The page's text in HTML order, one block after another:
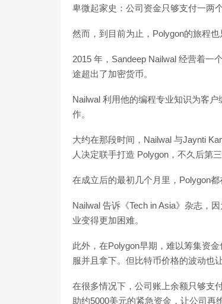
卑微起家史：公司资金只够支付一两
然而，到目前为止，Polygon的旅程
2015 年，Sandeep Nailwal 经营着一
途超出了加密货币。
Nailwal 利用他的编程专业知识为客
作。
大约在那段时间，Nailwal 与Jaynti
人决定联手打造 Polygon，不久后第
在成立后的最初几个月里，Polygon都
Nailwal 告诉《Tech in Asia》杂志，
业变得更加困难。
此外，在Polygon早期，难以筹集资
服并且拿下。但比特币价格的波动也
在很多情况下，公司账上余额只够支
助约5000美元的紧急资金，让公司再